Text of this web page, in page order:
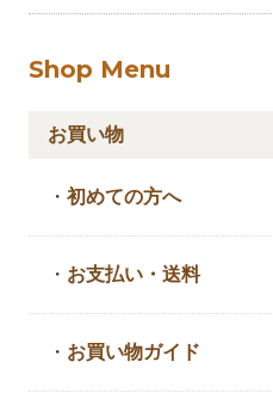
Shop Menu
お買い物
・初めての方へ
・ お支払い・送料
・ お買い物ガイド